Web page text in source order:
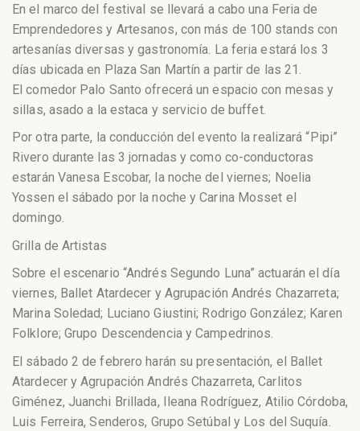
En el marco del festival se llevará a cabo una Feria de
Emprendedores y Artesanos, con más de 100 stands con
artesanías diversas y gastronomía. La feria estará los 3
días ubicada en Plaza San Martín a partir de las 21.
El comedor Palo Santo ofrecerá un espacio con mesas y
sillas, asado a la estaca y servicio de buffet.
Por otra parte, la conducción del evento la realizará “Pipi”
Rivero durante las 3 jornadas y como co-conductoras
estarán Vanesa Escobar, la noche del viernes; Noelia
Yossen el sábado por la noche y Carina Mosset el
domingo.
Grilla de Artistas
Sobre el escenario “Andrés Segundo Luna” actuarán el día
viernes, Ballet Atardecer y Agrupación Andrés Chazarreta;
Marina Soledad; Luciano Giustini; Rodrigo González; Karen
Folklore; Grupo Descendencia y Campedrinos.
El sábado 2 de febrero harán su presentación, el Ballet
Atardecer y Agrupación Andrés Chazarreta, Carlitos
Giménez, Juanchi Brillada, Ileana Rodríguez, Atilio Córdoba,
Luis Ferreira, Senderos, Grupo Setúbal y Los del Suquía.